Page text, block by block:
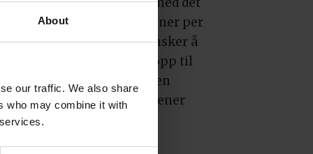
About
our traffic. We also share
who may combine it with
et budsjett på 1000 kroner per
noen av deltakerne ønsker å
fra NRK, er det opp til
er den samme som i den
At Nilsen mener
imponert over